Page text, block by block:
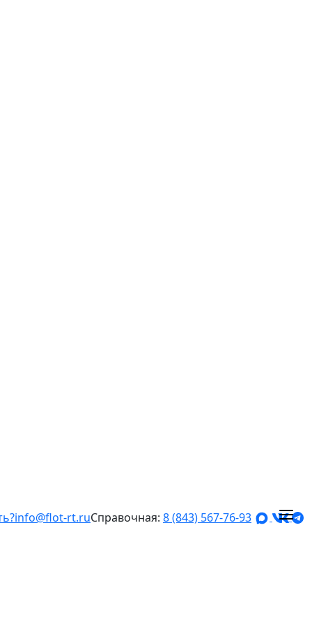
info@flot-rt.ruСправочная: 8 (843) 567-76-93